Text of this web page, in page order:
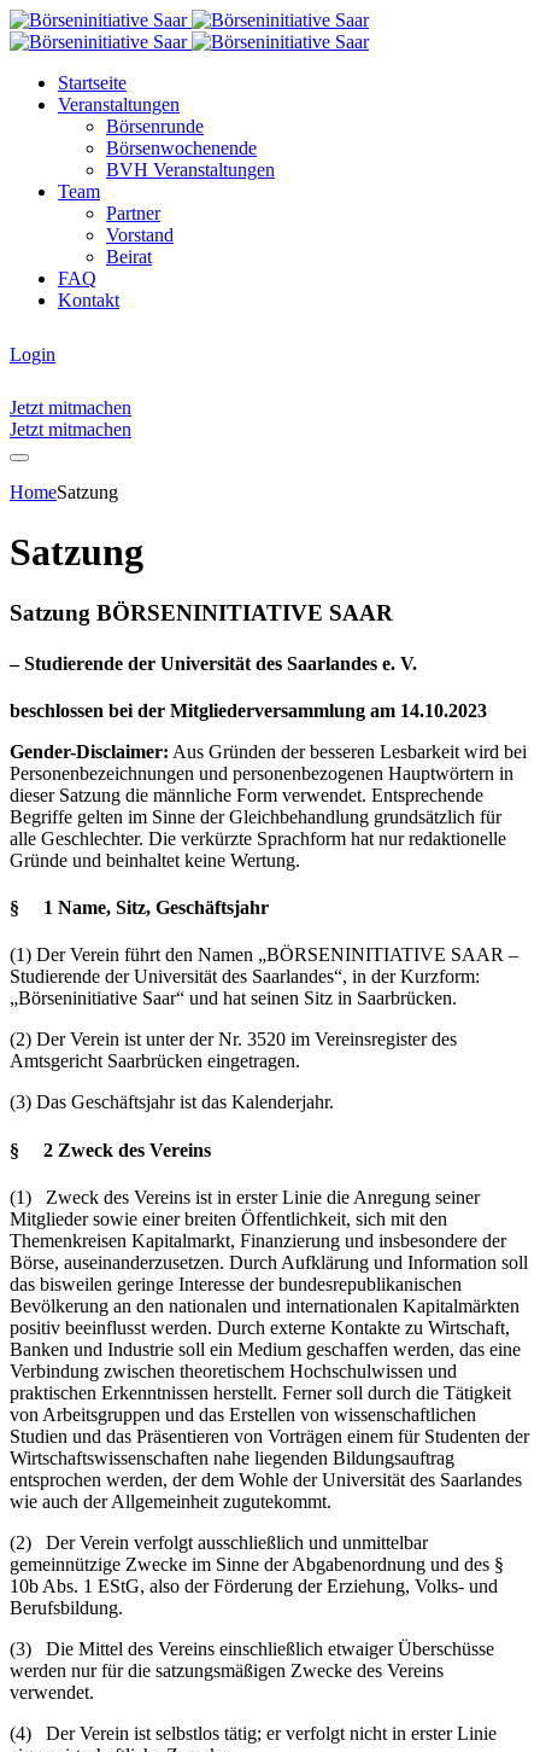
Startseite
Veranstaltungen
Börsenrunde
Börsenwochenende
BVH Veranstaltungen
Team
Partner
Vorstand
Beirat
FAQ
Kontakt
Login
Jetzt mitmachen
Jetzt mitmachen
HomeSatzung
Satzung
Satzung BÖRSENINITIATIVE SAAR
– Studierende der Universität des Saarlandes e. V.
beschlossen bei der Mitgliederversammlung am 14.10.2023
Gender-Disclaimer: Aus Gründen der besseren Lesbarkeit wird bei
Personenbezeichnungen und personenbezogenen Hauptwörtern in
dieser Satzung die männliche Form verwendet. Entsprechende
Begriffe gelten im Sinne der Gleichbehandlung grundsätzlich für
alle Geschlechter. Die verkürzte Sprachform hat nur redaktionelle
Gründe und beinhaltet keine Wertung.
§ 1 Name, Sitz, Geschäftsjahr
(1) Der Verein führt den Namen „BÖRSENINITIATIVE SAAR –
Studierende der Universität des Saarlandes“, in der Kurzform:
„Börseninitiative Saar“ und hat seinen Sitz in Saarbrücken.
(2) Der Verein ist unter der Nr. 3520 im Vereinsregister des
Amtsgericht Saarbrücken eingetragen.
(3) Das Geschäftsjahr ist das Kalenderjahr.
§ 2 Zweck des Vereins
(1) Zweck des Vereins ist in erster Linie die Anregung seiner
Mitglieder sowie einer breiten Öffentlichkeit, sich mit den
Themenkreisen Kapitalmarkt, Finanzierung und insbesondere der
Börse, auseinanderzusetzen. Durch Aufklärung und Information soll
das bisweilen geringe Interesse der bundesrepublikanischen
Bevölkerung an den nationalen und internationalen Kapitalmärkten
positiv beeinflusst werden. Durch externe Kontakte zu Wirtschaft,
Banken und Industrie soll ein Medium geschaffen werden, das eine
Verbindung zwischen theoretischem Hochschulwissen und
praktischen Erkenntnissen herstellt. Ferner soll durch die Tätigkeit
von Arbeitsgruppen und das Erstellen von wissenschaftlichen
Studien und das Präsentieren von Vorträgen einem für Studenten der
Wirtschaftswissenschaften nahe liegenden Bildungsauftrag
entsprochen werden, der dem Wohle der Universität des Saarlandes
wie auch der Allgemeinheit zugutekommt.
(2) Der Verein verfolgt ausschließlich und unmittelbar
gemeinnützige Zwecke im Sinne der Abgabenordnung und des §
10b Abs. 1 EStG, also der Förderung der Erziehung, Volks- und
Berufsbildung.
(3) Die Mittel des Vereins einschließlich etwaiger Überschüsse
werden nur für die satzungsmäßigen Zwecke des Vereins
verwendet.
(4) Der Verein ist selbstlos tätig; er verfolgt nicht in erster Linie